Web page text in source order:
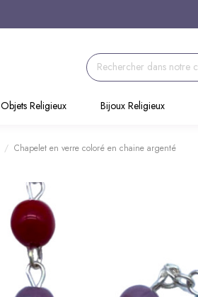
Objets Religieux
Bijoux Religieux
Chapelet en verre coloré en chaine argenté